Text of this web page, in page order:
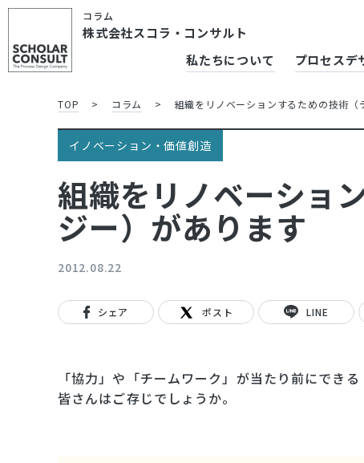
コラム
株式会社スコラ・コンサルト
私たちについて プロセスデ
TOP > コラム > 組織をリノベーションするための技術（
イノベーション・価値創造
組織をリノベーショ
ジー）があります
2012.08.22
シェア ポスト LINE
「協力」や「チームワーク」が当たり前にでき
皆さんはご存じでしょうか。